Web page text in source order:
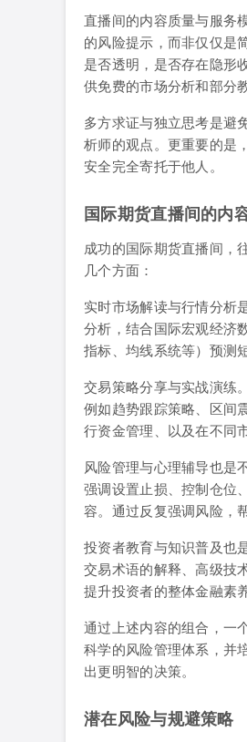
直播间的内容质量与服务
的风险提示，而非仅仅是
是否透明，是否存在隐形
供免费的市场分析和部分
多方求证与独立思考是避
析师的观点。更重要的是
安全完全寄托于他人。
国际期货直播间的内
成功的国际期货直播间，
几个方面：
实时市场解读与行情分析
分析，结合国际宏观经济
指标、均线系统等）预测
交易策略分享与实战演练
例如趋势跟踪策略、区间
行资金管理、以及在不同
风险管理与心理辅导也是
强调设置止损、控制仓位
容。通过反复强调风险，
投资者教育与知识普及也
交易术语的解释、高级技
提升投资者的整体金融素
通过上述内容的组合，一
科学的风险管理体系，并
出更明智的决策。
潜在风险与规避策略